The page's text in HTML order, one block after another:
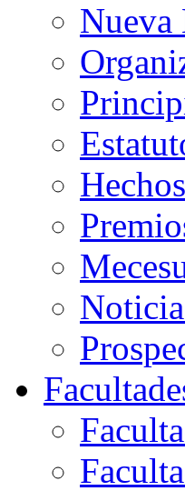
Nueva